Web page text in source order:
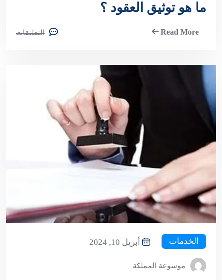
ما هو توثيق العقود ؟
Read More التعليقات
الخدمات أبريل 10, 2024
موسوعة المملكة